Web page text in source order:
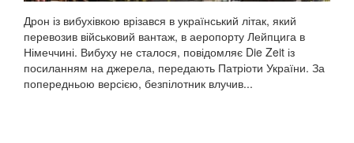
Дрон із вибухівкою врізався в український літак, який
перевозив військовий вантаж, в аеропорту Лейпцига в
Німеччині. Вибуху не сталося, повідомляє Die Zeit із
посиланням на джерела, передають Патріоти України. За
попередньою версією, безпілотник влучив...